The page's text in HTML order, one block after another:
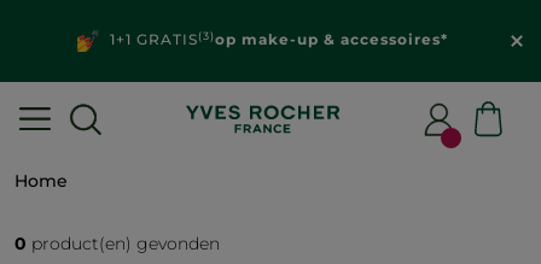
1+1 GRATIS(3)op make-up & accessoires*
Home
0 product(en) gevonden